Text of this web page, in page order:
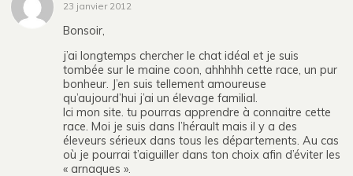
23 janvier 2012
Bonsoir,
j’ai longtemps chercher le chat idéal et je suis
tombée sur le maine coon, ahhhhh cette race, un pur
bonheur. J’en suis tellement amoureuse
qu’aujourd’hui j’ai un élevage familial.
Ici mon site. tu pourras apprendre à connaitre cette
race. Moi je suis dans l’hérault mais il y a des
éleveurs sérieux dans tous les départements. Au cas
où je pourrai t’aiguiller dans ton choix afin d’éviter les
« arnaques ».